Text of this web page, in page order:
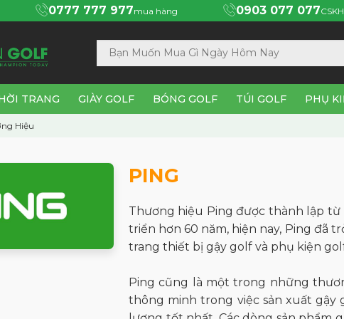
0777 777 977mua hàng 0903 077 077CSKH
TRANG GIÀY GOLF BÓNG GOLF TÚI GOLF PHỤ
Hiệu
PING
Thương hiệu Ping được thành lập từ
triển hơn 60 năm, hiện nay, Ping đã
trang thiết bị gậy golf và phụ kiện
Ping cũng là một trong những
thông minh trong việc sản xuất gậy